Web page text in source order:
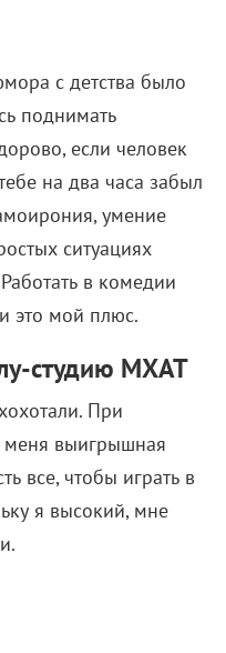
с детства было
поднимать
если человек
на два часа забыл
умение
ситуациях
в комедии
это мой плюс.
студию МХАТ
При
меня выигрышная
все, чтобы играть в
я высокий, мне